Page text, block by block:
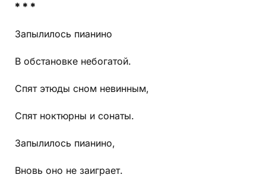
* * *
Запылилось пианино
В обстановке небогатой.
Спят этюды сном невинным,
Спят ноктюрны и сонаты.
Запылилось пианино,
Вновь оно не заиграет.